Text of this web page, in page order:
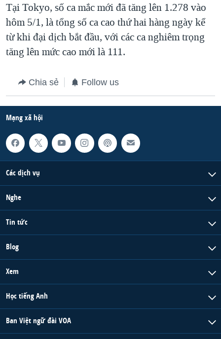
Tại Tokyo, số ca mắc mới đã tăng lên 1.278 vào
hôm 5/1, là tổng số ca cao thứ hai hàng ngày kể
từ khi đại dịch bắt đầu, với các ca nghiêm trọng
tăng lên mức cao mới là 111.
Chia sẻ Follow us
Mạng xã hội
Các dịch vụ
Nghe
Tin tức
Blog
Xem
Học tiếng Anh
Ban Việt ngữ đài VOA